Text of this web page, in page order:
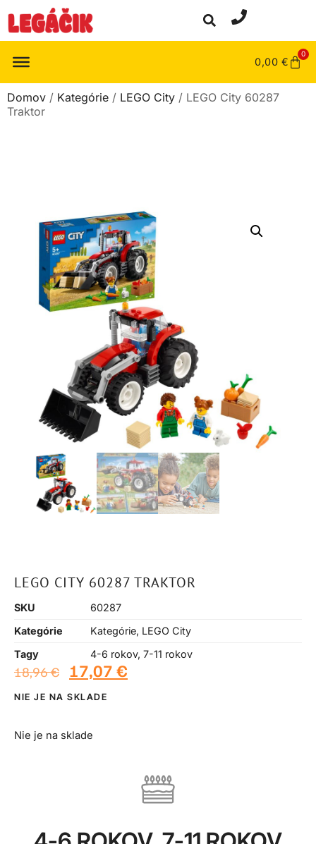
0,00 €
0
Domov / Kategórie / LEGO City / LEGO City 60287
Traktor
LEGO CITY 60287 TRAKTOR
SKU
60287
Kategórie
Kategórie, LEGO City
Tagy
4-6 rokov, 7-11 rokov
18,96€ 17,07 €
NIE JE NA SKLADE
Nie je na sklade